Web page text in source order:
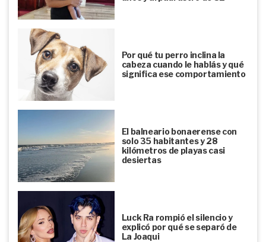
Por qué tu perro inclina la
cabeza cuando le hablás y qué
significa ese comportamiento
El balneario bonaerense con
solo 35 habitantes y 28
kilómetros de playas casi
desiertas
Luck Ra rompió el silencio y
explicó por qué se separó de
La Joaqui